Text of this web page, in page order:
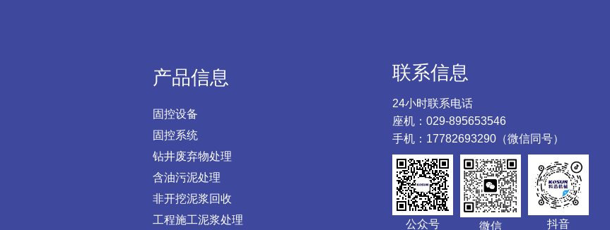
产品信息
固控设备
固控系统
钻井废弃物处理
含油污泥处理
非开挖泥浆回收
工程施工泥浆处理
联系信息
24小时联系电话
座机：029-895653546
手机：17782693290（微信同号）
公众号 微信 抖音